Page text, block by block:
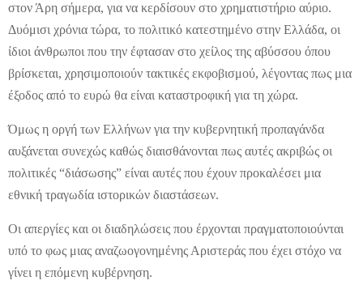
στον Άρη σήμερα, για να κερδίσουν στο χρηματιστήριο αύριο.
Δυόμισι χρόνια τώρα, το πολιτικό κατεστημένο στην Ελλάδα, οι
ίδιοι άνθρωποι που την έφτασαν στο χείλος της αβύσσου όπου
βρίσκεται, χρησιμοποιούν τακτικές εκφοβισμού, λέγοντας πως μια
έξοδος από το ευρώ θα είναι καταστροφική για τη χώρα.
Όμως η οργή των Ελλήνων για την κυβερνητική προπαγάνδα
αυξάνεται συνεχώς καθώς διαισθάνονται πως αυτές ακριβώς οι
πολιτικές “διάσωσης” είναι αυτές που έχουν προκαλέσει μια
εθνική τραγωδία ιστορικών διαστάσεων.
Οι απεργίες και οι διαδηλώσεις που έρχονται πραγματοποιούνται
υπό το φως μιας αναζωογονημένης Αριστεράς που έχει στόχο να
γίνει η επόμενη κυβέρνηση.